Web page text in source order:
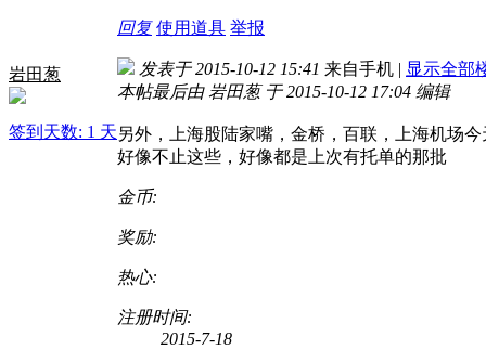
回复 使用道具 举报
岩田葱
签到天数: 1 天
发表于 2015-10-12 15:41 来自手机 | 显示全部
本帖最后由 岩田葱 于 2015-10-12 17:04 编辑
另外，上海股陆家嘴，金桥，百联，上海机场
好像不止这些，好像都是上次有托单的那批
金币:
奖励:
热心:
注册时间:
2015-7-18